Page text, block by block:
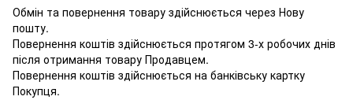
Обмін та повернення товару здійснюється через Нову
пошту.
Повернення коштів здійснюється протягом 3-х робочих днів
після отримання товару Продавцем.
Повернення коштів здійснюється на банківську картку
Покупця.